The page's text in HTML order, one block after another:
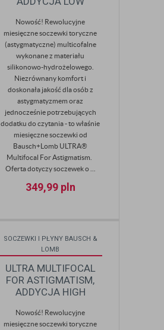
Nowość! Rewolucyjne
miesięczne soczewki toryczne
(astygmatyczne) multicofalne
wykonane z materiału
silikonowo-hydrożelowego.
Niezrównany komfort i
doskonała jakość dla osób z
astygmatyzmem oraz
jednocześnie potrzebujących
dodatku do czytania - to właśnie
miesięczne soczewki od
Bausch+Lomb ULTRA®
Multifocal For Astigmatism.
Oferta dotyczy soczewek o ...
349,99 pln
SOCZEWKI I PŁYNY BAUSCH &
LOMB
ULTRA MULTIFOCAL
FOR ASTIGMATISM,
ADDYCJA HIGH
Nowość! Rewolucyjne
miesięczne soczewki toryczne